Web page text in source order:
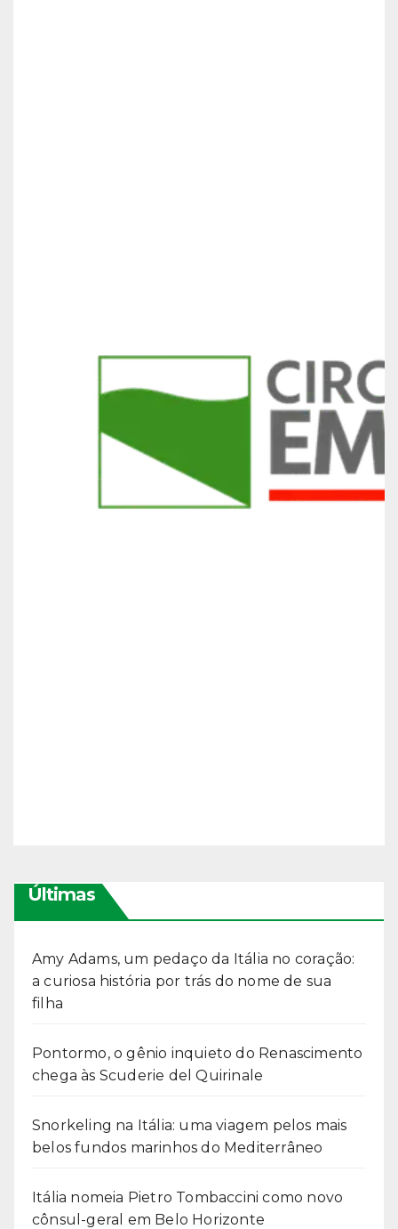
Últimas
Amy Adams, um pedaço da Itália no coração:
a curiosa história por trás do nome de sua
filha
Pontormo, o gênio inquieto do Renascimento
chega às Scuderie del Quirinale
Snorkeling na Itália: uma viagem pelos mais
belos fundos marinhos do Mediterrâneo
Itália nomeia Pietro Tombaccini como novo
cônsul-geral em Belo Horizonte